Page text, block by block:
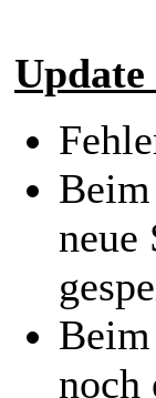
Update
neue
noch